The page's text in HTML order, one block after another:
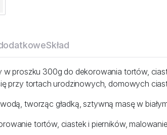
Skład
w proszku 300g do dekorowania tortów,
przy tortach urodzinowych, domowych
tworząc gładką, sztywną masę w
tortów, ciastek i pierników,